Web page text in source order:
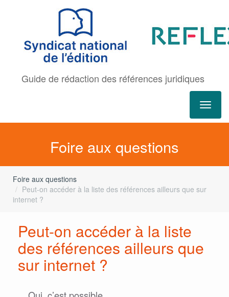
Guide de rédaction des références juridiques
Toggle
Foire aux questions
Foire aux questions
Peut-on accéder à la liste des références ailleurs que sur
internet ?
Peut-on accéder à la liste
des références ailleurs que
sur internet ?